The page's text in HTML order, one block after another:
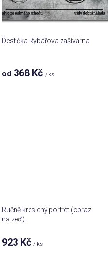
Destička Rybářova zašívárna
od 368 Kč/ ks
Ručně kreslený portrét (obraz
na zeď)
923 Kč/ ks